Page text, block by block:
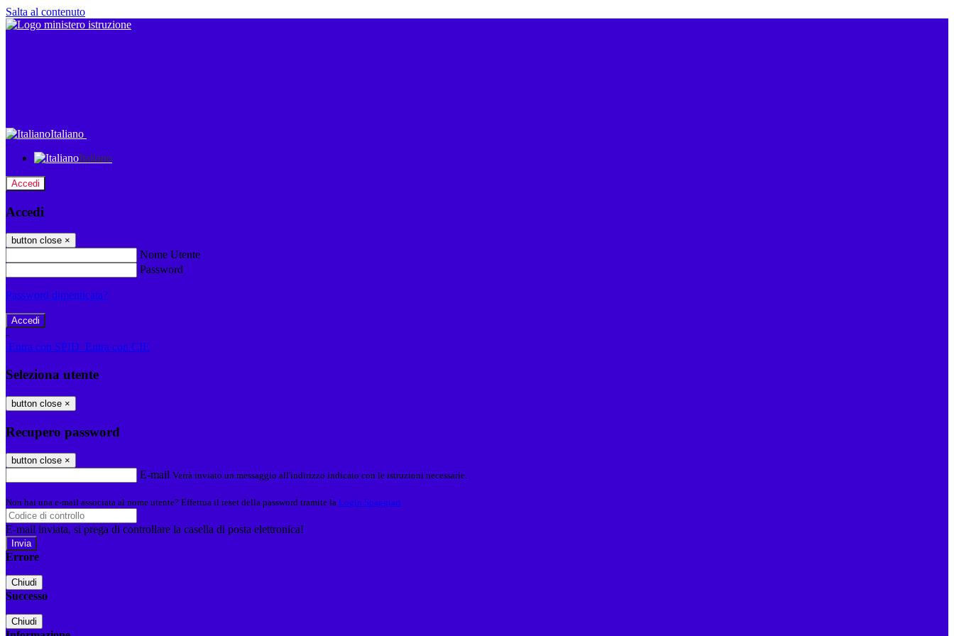
Salta al contenuto
Italiano
Italiano
Accedi
Accedi
button close ×
Nome Utente
Password
Password dimenticata?
-
Entra con SPID Entra con CIE
Seleziona utente
button close ×
Recupero password
button close ×
E-mail Verrà inviato un messaggio all'indirizzo indicato con le istruzioni necessarie.
Non hai una e-mail associata al nome utente? Effettua il reset della password tramite la Login Spaggiari
E-mail inviata, si prega di controllare la casella di posta elettronica!
Errore
Chiudi
Successo
Chiudi